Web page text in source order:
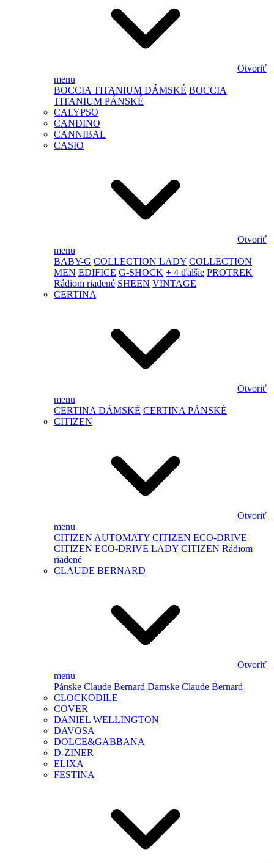
Otvoriť
menu
BOCCIA TITANIUM DÁMSKÉ BOCCIA
TITANIUM PÁNSKÉ
CALYPSO
CANDINO
CANNIBAL
CASIO
Otvoriť
menu
BABY-G COLLECTION LADY COLLECTION
MEN EDIFICE G-SHOCK + 4 ďalšie PROTREK
Rádiom riadené SHEEN VINTAGE
CERTINA
Otvoriť
menu
CERTINA DÁMSKÉ CERTINA PÁNSKÉ
CITIZEN
Otvoriť
menu
CITIZEN AUTOMATY CITIZEN ECO-DRIVE
CITIZEN ECO-DRIVE LADY CITIZEN Rádiom
riadené
CLAUDE BERNARD
Otvoriť
menu
Pánske Claude Bernard Damske Claude Bernard
CLOCKODILE
COVER
DANIEL WELLINGTON
DAVOSA
DOLCE&GABBANA
D-ZINER
ELIXA
FESTINA